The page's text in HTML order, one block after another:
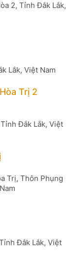
2, Tỉnh Đắk Lắk,
Lắk, Việt Nam
Trị 2
Đắk Lắk, Việt
Trị, Thôn Phụng
Đắk Lắk, Việt